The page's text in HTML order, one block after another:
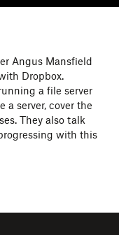
Angus Mansfield
Dropbox.
a file server
a server, cover the
They also talk
with this